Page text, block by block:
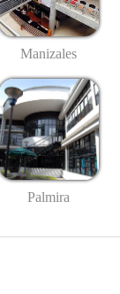
Manizales
Palmira